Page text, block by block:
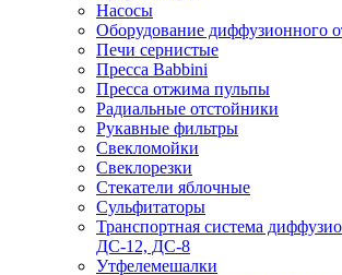
Насосы
Оборудование диффузионного
Печи сернистые
Пресса Babbini
Пресса отжима пульпы
Радиальные отстойники
Рукавные фильтры
Свекломойки
Свеклорезки
Стекатели яблочные
Сульфитаторы
Транспортная система
ДС-12, ДС-8
Утфелемешалки